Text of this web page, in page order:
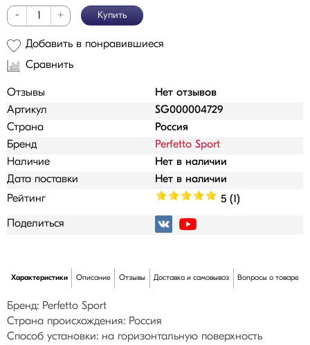
- + Купить
Добавить в понравившиеся
Сравнить
Отзывы
Нет отзывов
Артикул
SG000004729
Страна
Россия
Бренд
Perfetto Sport
Наличие
Нет в наличии
Дата поставки
Нет в наличии
Рейтинг
5 (1)
Поделиться
Характеристики Описание Отзывы Доставка и самовывоз Вопросы о товаре
Бренд: Perfetto Sport
Страна происхождения: Россия
Способ установки: на горизонтальную поверхность